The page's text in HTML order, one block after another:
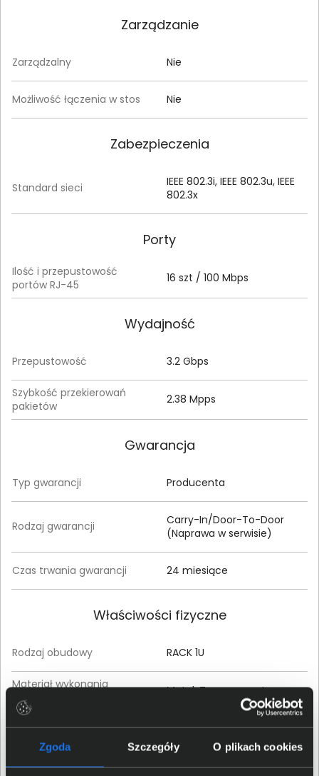
Zgoda Szczegóły O plikach cookies
Zarządzanie
Zarządzalny Nie
Możliwość łączenia w stos Nie
Zabezpieczenia
Standard sieci
IEEE 802.3i, IEEE 802.3u, IEEE
802.3x
Porty
Ilość i przepustowość
portów RJ-45
16 szt / 100 Mbps
Wydajność
Przepustowość 3.2 Gbps
Szybkość przekierowań
pakietów
2.38 Mpps
Gwarancja
Typ gwarancji Producenta
Rodzaj gwarancji
Carry-In/Door-To-Door
(Naprawa w serwisie)
Czas trwania gwarancji 24 miesiące
Właściwości fizyczne
Rodzaj obudowy RACK 1U
Materiał wykonania
obudowy
Metal, Tworzywa sztuczne
Kolor obudowy Czarny
Wysokość (mm) 44